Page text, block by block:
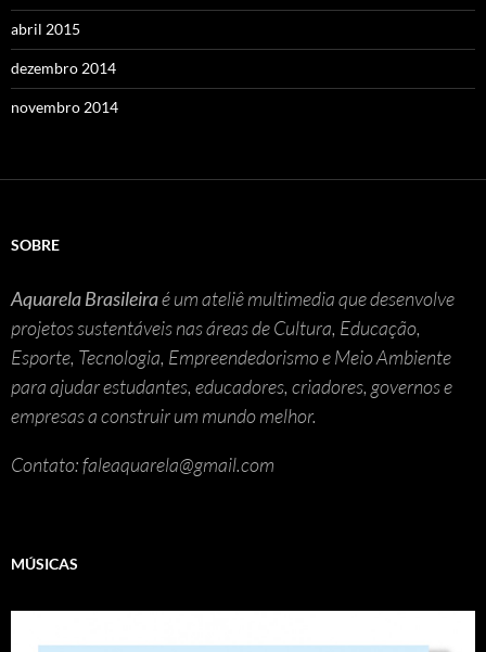
abril 2015
dezembro 2014
novembro 2014
SOBRE
Aquarela Brasileiraé um ateliê multimedia que desenvolve
projetos sustentáveis nas áreas de Cultura, Educação,
Esporte, Tecnologia, Empreendedorismo e Meio Ambiente
para ajudar estudantes, educadores, criadores, governos e
empresas a construir um mundo melhor.
Contato: faleaquarela@gmail.com
MÚSICAS